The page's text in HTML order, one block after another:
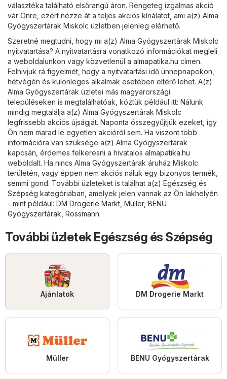
választéka található elsőrangú áron. Rengeteg izgalmas akció
vár Önre, ezért nézze át a teljes akciós kínálatot, ami a(z) Alma
Gyógyszertárak Miskolc üzletben jelenleg elérhető.
Szeretné megtudni, hogy mi a(z) Alma Gyógyszertárak Miskolc
nyitvatartása? A nyitvatartásra vonatkozó információkat megleli
a weboldalunkon vagy közvetlenül a almapatika.hu címen.
Felhívjuk rá figyelmét, hogy a nyitvatartási idő ünnepnapokon,
hétvégén és különleges alkalmak esetében eltérő lehet. A(z)
Alma Gyógyszertárak üzletei más magyarországi
településeken is megtalálhatóak, köztük például itt: Nálunk
mindig megtalálja a(z) Alma Gyógyszertárak Miskolc
legfrissebb akciós újságját. Naponta összegyűjtjük ezeket, így
Ön nem marad le egyetlen akcióról sem. Ha viszont több
információra van szüksége a(z) Alma Gyógyszertárak
kapcsán, érdemes felkeresni a hivatalos almapatika.hu
weboldalt. Ha nincs Alma Gyógyszertárak áruház Miskolc
területén, vagy éppen nem akciós náluk egy bizonyos termék,
semmi gond. További üzleteket is találhat a(z) Egészség és
Szépség kategóriában, amelyek jelen vannak az Ön lakhelyén
- mint például: DM Drogerie Markt Müller, BENU
Gyógyszertárak Rossmann.
További üzletek Egészség és Szépség
Ajánlatok DM Drogerie Markt
Müller BENU Gyógyszertárak